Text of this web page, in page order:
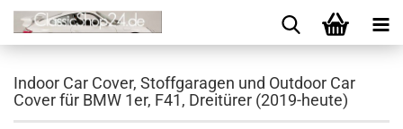
Indoor Car Cover, Stoffgaragen und Outdoor Car
Cover für BMW 1er, F41, Dreitürer (2019-heute)